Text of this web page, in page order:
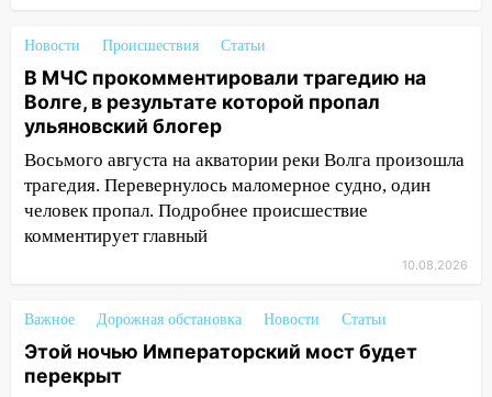
рулем мотоцикла во время ДТП в Новом
городе: в ГАИ прокомментировали
сегодняшнюю аварию
12:59 Губернатор Ульяновской области
выразил соболезнования в связи с
трагедией в Нижнекамске
12:53 Число погибших в Нижнекамске
выросло до 13 человек, среди них есть
Ульяновской области продолжают
искать пропавшего после крушения
катера блогера
Новости Происшествия Статьи
В МЧС прокомментировали трагедию на
Волге, в результате которой пропал
ульяновский блогер
Восьмого августа на акватории реки Волга произошла
трагедия. Перевернулось маломерное судно, один
человек пропал. Подробнее происшествие
комментирует главный
10.08.2026
Важное Дорожная обстановка Новости Статьи
Этой ночью Императорский мост будет
перекрыт